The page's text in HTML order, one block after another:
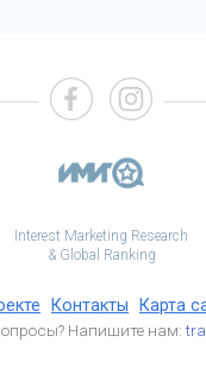
Interest Marketing Research
& Global Ranking
Контакты Карта
Напишите нам: